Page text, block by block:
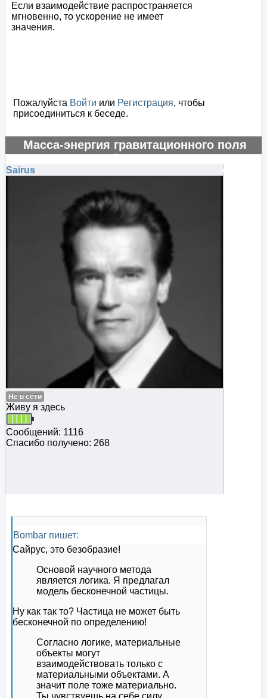
Если взаимодействие распространяется
мгновенно, то ускорение не имеет
значения.
Пожалуйста Войти или Регистрация, чтобы
присоединиться к беседе.
Масса-энергия гравитационного поля
отрицательная?
#130799
Sairus
Не в сети
Живу я здесь
Сообщений: 1116
Спасибо получено: 268
Bombar пишет:
Сайрус, это безобразие!
Основой научного метода
является логика. Я предлагал
модель бесконечной частицы.
Ну как так то? Частица не может быть
бесконечной по определению!
Согласно логике, материальные
объекты могут
взаимодействовать только с
материальными объектами. А
значит поле тоже материально.
Ты чувствуешь на себе силу